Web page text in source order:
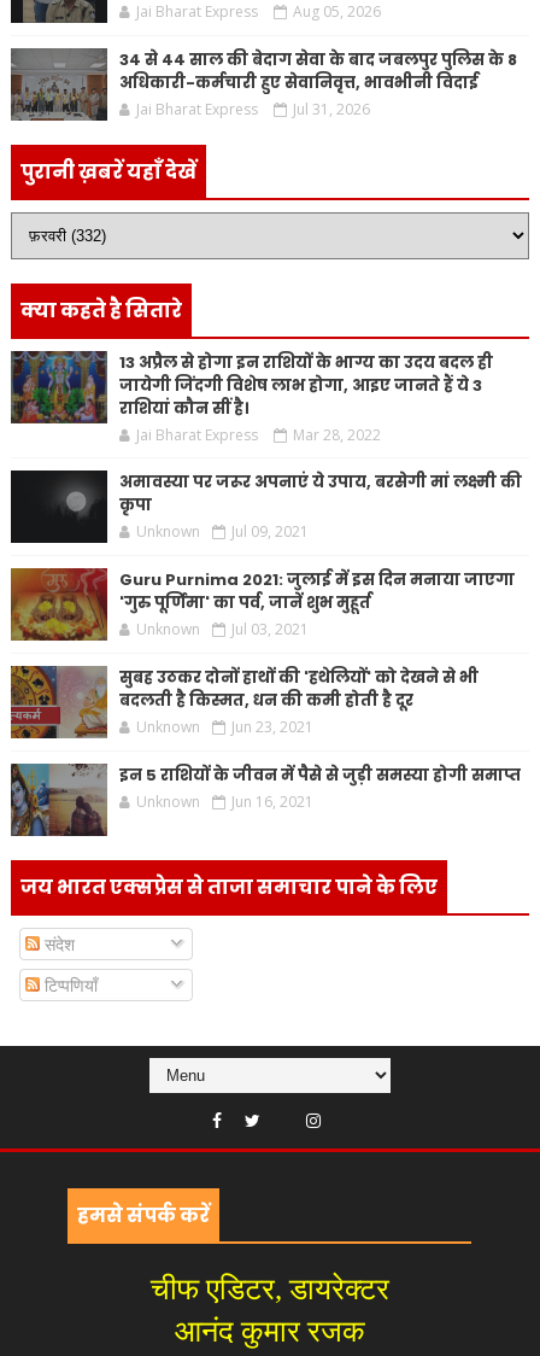
Jai Bharat Express Aug 05, 2026
34 से 44 साल की बेदाग सेवा के बाद जबलपुर पुलिस के 8
अधिकारी-कर्मचारी हुए सेवानिवृत्त, भावभीनी विदाई
Jai Bharat Express Jul 31, 2026
पुरानी ख़बरें यहाँ देखें
क्या कहते है सितारे
13 अप्रैल से होगा इन राशियों के भाग्य का उदय बदल ही
जायेगी जिंदगी विशेष लाभ होगा, आइए जानते हैं ये 3
राशियां कौन सीं है।
Jai Bharat Express Mar 28, 2022
अमावस्या पर जरूर अपनाएं ये उपाय, बरसेगी मां लक्ष्मी की
कृपा
Unknown Jul 09, 2021
Guru Purnima 2021: जुलाई में इस दिन मनाया जाएगा
'गुरु पूर्णिमा' का पर्व, जानें शुभ मुहूर्त
Unknown Jul 03, 2021
सुबह उठकर दोनों हाथों की 'हथेलियों' को देखने से भी
बदलती है किस्मत, धन की कमी होती है दूर
Unknown Jun 23, 2021
इन 5 राशियों के जीवन में पैसे से जुड़ी समस्या होगी समाप्त
Unknown Jun 16, 2021
जय भारत एक्सप्रेस से ताजा समाचार पाने के लिए
संदेश
टिप्पणियाँ
हमसे संपर्क करें
चीफ एडिटर, डायरेक्टर
आनंद कुमार रजक